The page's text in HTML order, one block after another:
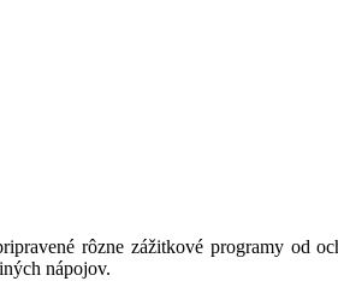
rôzne zážitkové programy od
nápojov.